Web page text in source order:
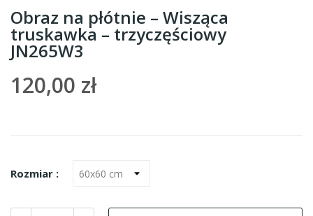
Obraz na płótnie – Wisząca
truskawka – trzyczęściowy
JN265W3
120,00 zł
Rozmiar :